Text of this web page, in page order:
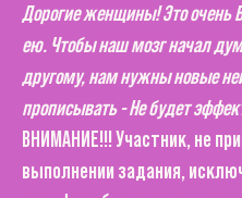
Дорогие женщины! Это очень
ею. Чтобы наш мозг начал
другому, нам нужны новые
прописывать - Не будет
ВНИМАНИЕ!!! Участник, не
выполнении задания,